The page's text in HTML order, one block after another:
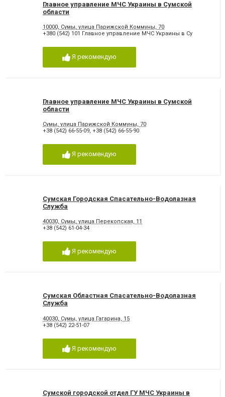
Главное управление МЧС Украины в Сумской
области
10000, Сумы, улица Парижской Коммуны, 70
+380 (542) 101 Главное управление МЧС Украины в Су
Я рекомендую
Главное управление МЧС Украины в Сумской
области
Сумы, улица Парижской Коммуны, 70
+38 (542) 66-55-09, +38 (542) 66-55-90
Я рекомендую
Сумская Городская Спасательно-Водолазная
Служба
40030, Сумы, улица Перекопская, 11
+38 (542) 61-04-34
Я рекомендую
Сумская Областная Спасательно-Водолазная
Служба
40030, Сумы, улица Гагарина, 15
+38 (542) 22-51-07
Я рекомендую
Сумской городской отдел ГУ МЧС Украины в